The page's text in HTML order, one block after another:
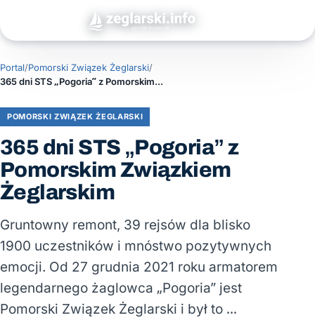
Portal/Pomorski Związek Żeglarski/
365 dni STS „Pogoria” z Pomorskim Związkiem Żeglarskim
POMORSKI ZWIĄZEK ŻEGLARSKI
365 dni STS „Pogoria” z
Pomorskim Związkiem
Żeglarskim
Gruntowny remont, 39 rejsów dla blisko
1900 uczestników i mnóstwo pozytywnych
emocji. Od 27 grudnia 2021 roku armatorem
legendarnego żaglowca „Pogoria” jest
Pomorski Związek Żeglarski i był to …